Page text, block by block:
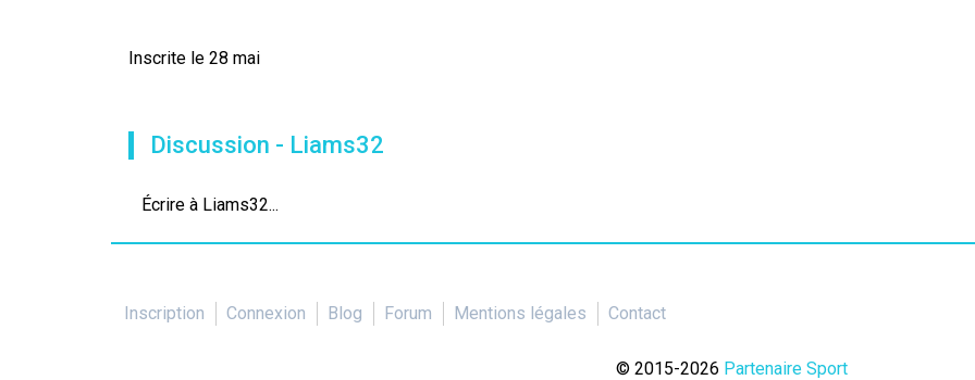
Inscrite le 28 mai
Discussion - Liams32
Écrire à Liams32...
Inscription Connexion Blog Forum Mentions légales Contact
© 2015-2026 Partenaire Sport